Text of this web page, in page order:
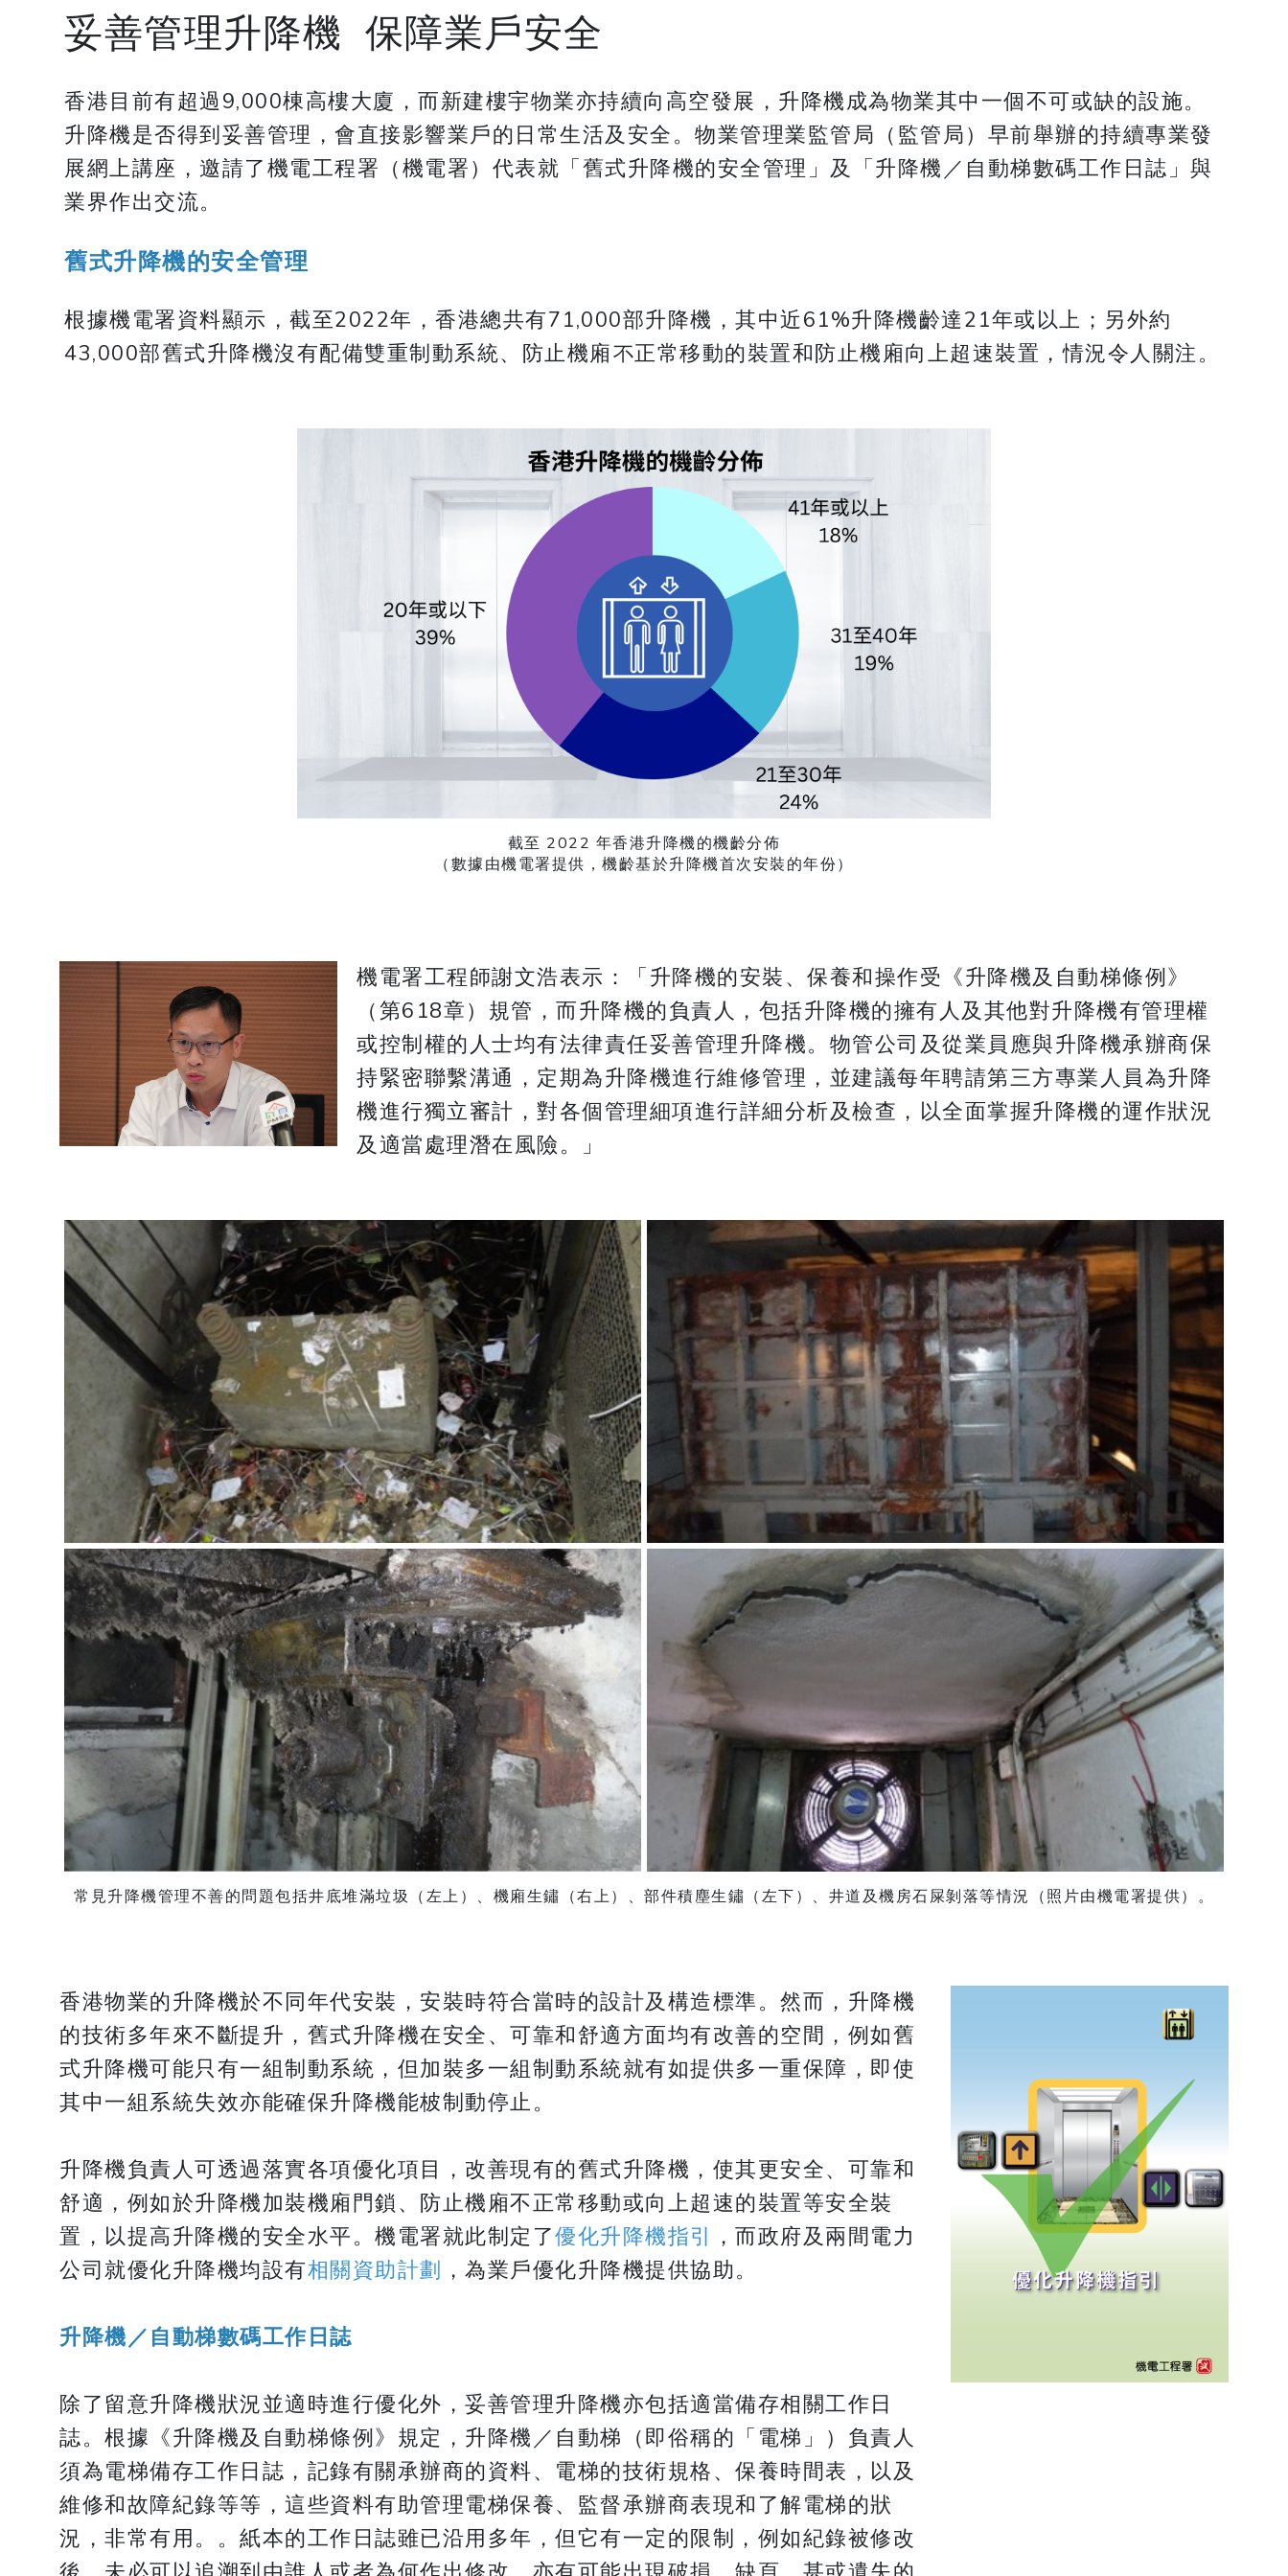
妥善管理升降機 保障業戶安全
香港目前有超過9,000棟高樓大廈，而新建樓宇物業亦持續向高空發展，升降機成為物業其中一個不可或缺的設施。
升降機是否得到妥善管理，會直接影響業戶的日常生活及安全。物業管理業監管局（監管局）早前舉辦的持續專業發
展網上講座，邀請了機電工程署（機電署）代表就「舊式升降機的安全管理」及「升降機／自動梯數碼工作日誌」與
業界作出交流。
舊式升降機的安全管理
根據機電署資料顯示，截至2022年，香港總共有71,000部升降機，其中近61%升降機齡達21年或以上；另外約
43,000部舊式升降機沒有配備雙重制動系統、防止機廂不正常移動的裝置和防止機廂向上超速裝置，情況令人關注。
截至 2022 年香港升降機的機齡分佈
（數據由機電署提供，機齡基於升降機首次安裝的年份）
機電署工程師謝文浩表示：「升降機的安裝、保養和操作受《升降機及自動梯條例》
（第618章）規管，而升降機的負責人，包括升降機的擁有人及其他對升降機有管理權
或控制權的人士均有法律責任妥善管理升降機。物管公司及從業員應與升降機承辦商保
持緊密聯繫溝通，定期為升降機進行維修管理，並建議每年聘請第三方專業人員為升降
機進行獨立審計，對各個管理細項進行詳細分析及檢查，以全面掌握升降機的運作狀況
及適當處理潛在風險。」
常見升降機管理不善的問題包括井底堆滿垃圾（左上）、機廂生鏽（右上）、部件積塵生鏽（左下）、井道及機房石屎剝落等情況（照片由機電署提供）。
香港物業的升降機於不同年代安裝，安裝時符合當時的設計及構造標準。然而，升降機
的技術多年來不斷提升，舊式升降機在安全、可靠和舒適方面均有改善的空間，例如舊
式升降機可能只有一組制動系統，但加裝多一組制動系統就有如提供多一重保障，即使
其中一組系統失效亦能確保升降機能柀制動停止。
升降機負責人可透過落實各項優化項目，改善現有的舊式升降機，使其更安全、可靠和
舒適，例如於升降機加裝機廂門鎖、防止機廂不正常移動或向上超速的裝置等安全裝
置，以提高升降機的安全水平。機電署就此制定了優化升降機指引 ，而政府及兩間電力
公司就優化升降機均設有相關資助計劃 ，為業戶優化升降機提供協助。
升降機／自動梯數碼工作日誌
除了留意升降機狀況並適時進行優化外，妥善管理升降機亦包括適當備存相關工作日
誌。根據《升降機及自動梯條例》規定，升降機／自動梯（即俗稱的「電梯」）負責人
須為電梯備存工作日誌，記錄有關承辦商的資料、電梯的技術規格、保養時間表，以及
維修和故障紀錄等等，這些資料有助管理電梯保養、監督承辦商表現和了解電梯的狀
況，非常有用。。紙本的工作日誌雖已沿用多年，但它有一定的限制，例如紀錄被修改